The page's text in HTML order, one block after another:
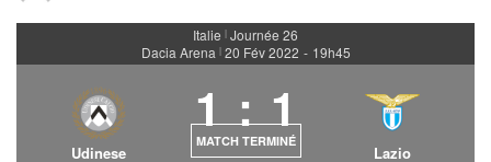
Italie | Journée 26
Dacia Arena | 20 Fév 2022 - 19h45
Udinese
1 : 1
MATCH TERMINÉ
Lazio